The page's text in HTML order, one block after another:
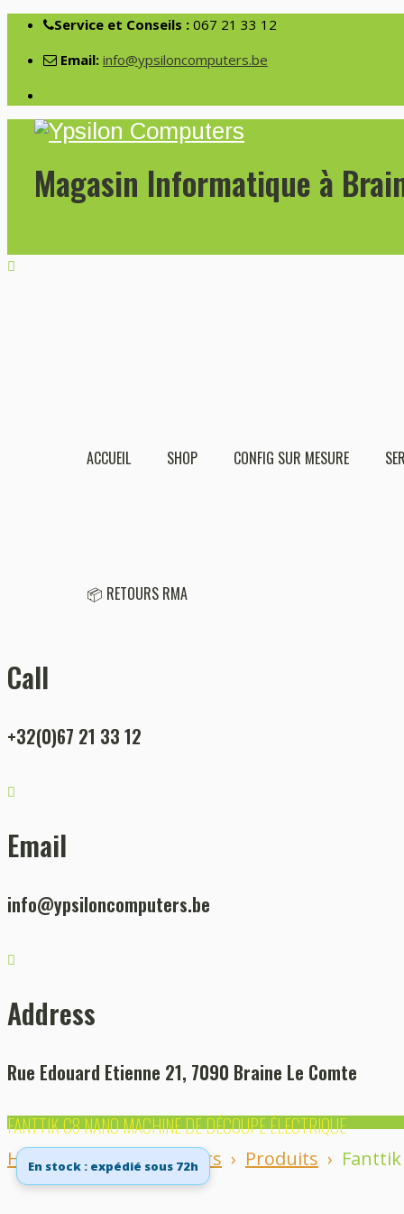
Service et Conseils : 067 21 33 12
Email: info@ypsiloncomputers.be
Magasin Informatique à
ACCUEIL SHOP CONFIG SUR MESURE
📦 RETOURS RMA
Call
+32(0)67 21 33 12
Email
info@ypsiloncomputers.be
Address
Rue Edouard Etienne 21, 7090 Braine Le Comte
FANTTIK C8 NANO MACHINE DE DÉCOUPE ÉLECTRIQUE
HomeYpsilon Computers › Produits ›
En stock : expédié sous 72h